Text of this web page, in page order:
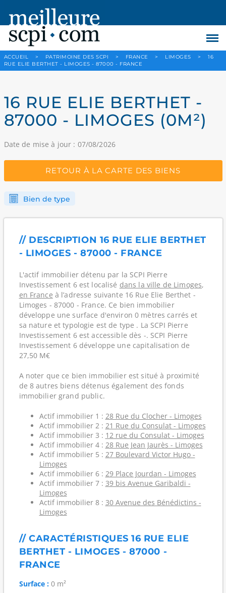
ACCUEIL > PATRIMOINE DES SCPI > FRANCE > LIMOGES >
16
RUE ELIE BERTHET - LIMOGES - 87000 - FRANCE
16 RUE ELIE BERTHET -
87000 - LIMOGES (0M²)
Date de mise à jour : 07/08/2026
RETOUR À LA CARTE DES BIENS
Bien de type
// DESCRIPTION 16 RUE ELIE BERTHET
- LIMOGES - 87000 - FRANCE
L'actif immobilier détenu par la SCPI Pierre
Investissement 6 est localisé dans la ville de Limoges,
en France à l’adresse suivante 16 Rue Elie Berthet -
Limoges - 87000 - France. Ce bien immobilier
développe une surface d'environ 0 mètres carrés et
sa nature et typologie est de type . La SCPI Pierre
Investissement 6 est accessible dès -. SCPI Pierre
Investissement 6 développe une capitalisation de
27,50 M€
A noter que ce bien immobilier est situé à proximité
de 8 autres biens détenus également des fonds
immobilier grand public.
Actif immobilier 1 : 28 Rue du Clocher - Limoges
Actif immobilier 2 : 21 Rue du Consulat - Limoges
Actif immobilier 3 : 12 rue du Consulat - Limoges
Actif immobilier 4 : 28 Rue Jean Jaurès - Limoges
Actif immobilier 5 : 27 Boulevard Victor Hugo -
Limoges
Actif immobilier 6 : 29 Place Jourdan - Limoges
Actif immobilier 7 : 39 bis Avenue Garibaldi -
Limoges
Actif immobilier 8 : 30 Avenue des Bénédictins -
Limoges
// CARACTÉRISTIQUES 16 RUE ELIE
BERTHET - LIMOGES - 87000 -
FRANCE
Surface :0 m²